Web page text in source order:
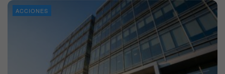
ACCIONES